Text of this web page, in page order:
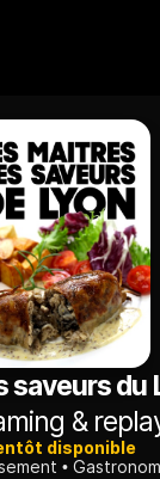
saveurs du
&
disponible